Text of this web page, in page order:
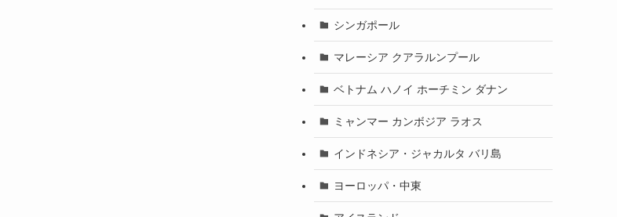
シンガポール
マレーシア クアラルンプール
ベトナム ハノイ ホーチミン ダナン
ミャンマー カンボジア ラオス
インドネシア・ジャカルタ バリ島
ヨーロッパ・中東